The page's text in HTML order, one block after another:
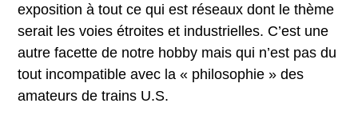
exposition à tout ce qui est réseaux dont le thème
serait les voies étroites et industrielles. C’est une
autre facette de notre hobby mais qui n’est pas du
tout incompatible avec la « philosophie » des
amateurs de trains U.S.